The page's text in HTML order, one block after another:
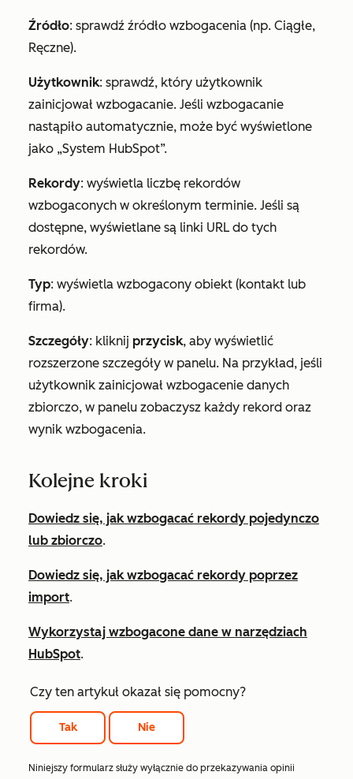
Źródło: sprawdź źródło wzbogacenia (np. Ciągłe,
Ręczne).
Użytkownik: sprawdź, który użytkownik
zainicjował wzbogacanie. Jeśli wzbogacanie
nastąpiło automatycznie, może być wyświetlone
jako „System HubSpot”.
Rekordy: wyświetla liczbę rekordów
wzbogaconych w określonym terminie. Jeśli są
dostępne, wyświetlane są linki URL do tych
rekordów.
Typ: wyświetla wzbogacony obiekt (kontakt lub
firma).
Szczegóły: kliknij przycisk, aby wyświetlić
rozszerzone szczegóły w panelu. Na przykład, jeśli
użytkownik zainicjował wzbogacenie danych
zbiorczo, w panelu zobaczysz każdy rekord oraz
wynik wzbogacenia.
Kolejne kroki
Dowiedz się, jak wzbogacać rekordy pojedynczo
lub zbiorczo.
Dowiedz się, jak wzbogacać rekordy poprzez
import.
Wykorzystaj wzbogacone dane w narzędziach
HubSpot.
Czy ten artykuł okazał się pomocny?
Tak Nie
Niniejszy formularz służy wyłącznie do przekazywania opinii